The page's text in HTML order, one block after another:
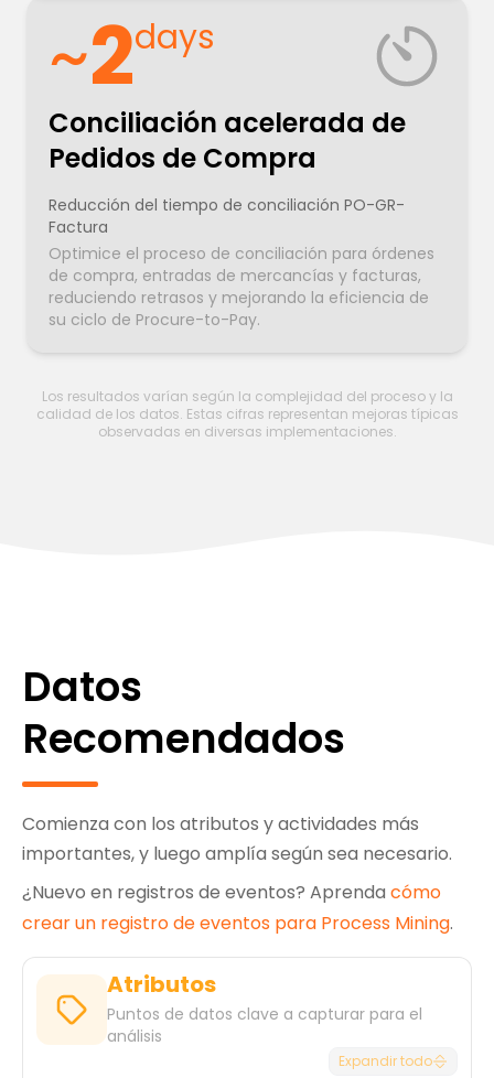
~2days
Conciliación acelerada de
Pedidos de Compra
Reducción del tiempo de conciliación PO-GR-
Factura
Optimice el proceso de conciliación para órdenes
de compra, entradas de mercancías y facturas,
reduciendo retrasos y mejorando la eficiencia de
su ciclo de Procure-to-Pay.
Los resultados varían según la complejidad del proceso y la
calidad de los datos. Estas cifras representan mejoras típicas
observadas en diversas implementaciones.
Datos
Recomendados
Comienza con los atributos y actividades más
importantes, y luego amplía según sea necesario.
¿Nuevo en registros de eventos? Aprenda cómo
crear un registro de eventos para Process Mining.
Atributos
Puntos de datos clave a capturar para el
análisis
Expandir todo